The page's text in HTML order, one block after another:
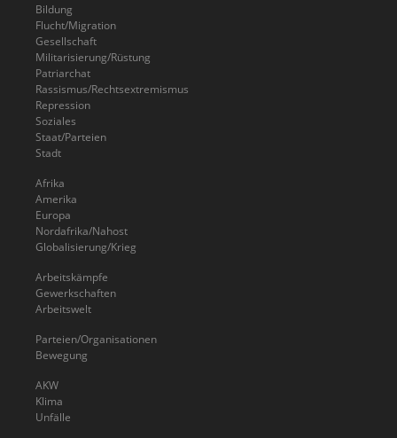
Bildung
Flucht/Migration
Gesellschaft
Militarisierung/Rüstung
Patriarchat
Rassismus/Rechtsextremismus
Repression
Soziales
Staat/Parteien
Stadt
Afrika
Amerika
Europa
Nordafrika/Nahost
Globalisierung/Krieg
Arbeitskämpfe
Gewerkschaften
Arbeitswelt
Parteien/Organisationen
Bewegung
AKW
Klima
Unfälle